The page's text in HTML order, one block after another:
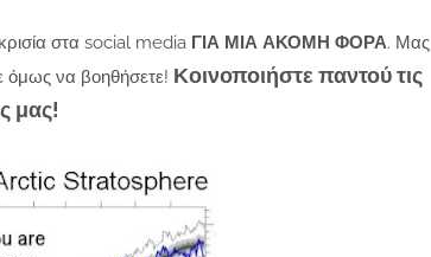
στα social media ΓΙΑ ΜΙΑ ΑΚΟΜΗ ΦΟΡΑ. Μας
όμως να βοηθήσετε! Κοινοποιήστε παντού τις
μας!